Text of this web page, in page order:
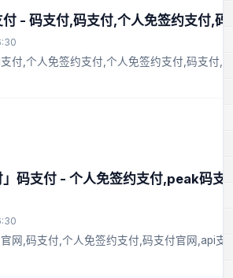
付 - 码支付,码支付,个人免签约支付,码
付,个人免签约支付,个人免签约支付,码支付
」码支付 - 个人免签约支付,peak码
网,码支付,个人免签约支付,码支付官网,api支